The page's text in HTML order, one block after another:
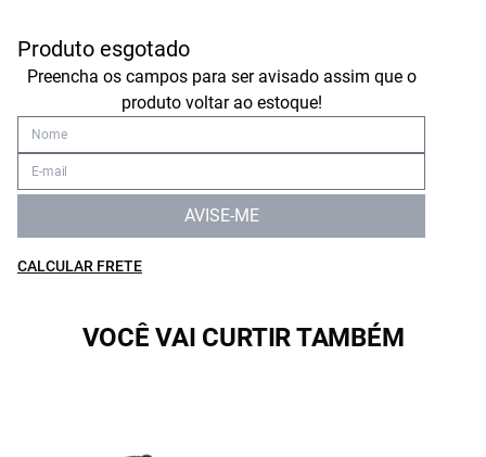
Produto esgotado
Preencha os campos para ser avisado assim que o
produto voltar ao estoque!
AVISE-ME
CALCULAR FRETE
VOCÊ VAI CURTIR TAMBÉM